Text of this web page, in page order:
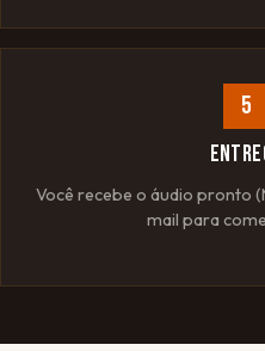
5
Você recebe o áudio pronto
mail para